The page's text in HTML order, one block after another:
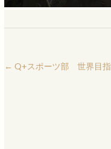
← Q+スポーツ部 世界目指